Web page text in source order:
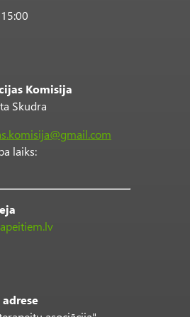
Komisija
Skudra
laiks: